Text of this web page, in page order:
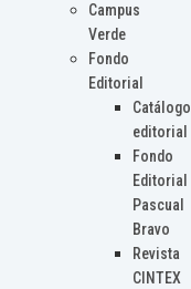
Campus
Verde
Fondo
Editorial
Catálogo
editorial
Fondo
Editorial
Pascual
Bravo
Revista
CINTEX